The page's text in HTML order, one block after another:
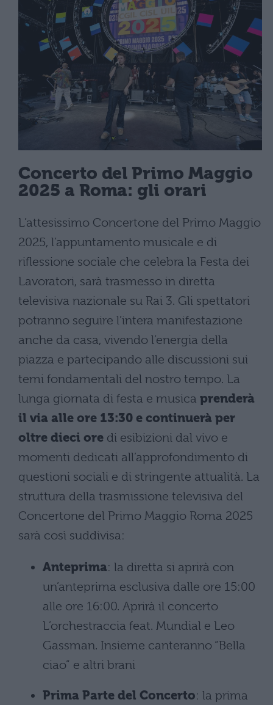
Concerto del Primo Maggio
2025 a Roma: gli orari
L’attesissimo Concertone del Primo Maggio
2025, l’appuntamento musicale e di
riflessione sociale che celebra la Festa dei
Lavoratori, sarà trasmesso in diretta
televisiva nazionale su Rai 3. Gli spettatori
potranno seguire l’intera manifestazione
anche da casa, vivendo l’energia della
piazza e partecipando alle discussioni sui
temi fondamentali del nostro tempo. La
lunga giornata di festa e musica prenderà
il via alle ore 13:30 e continuerà per
oltre dieci ore di esibizioni dal vivo e
momenti dedicati all’approfondimento di
questioni sociali e di stringente attualità. La
struttura della trasmissione televisiva del
Concertone del Primo Maggio Roma 2025
sarà così suddivisa:
Anteprima: la diretta si aprirà con
un’anteprima esclusiva dalle ore 15:00
alle ore 16:00. Aprirà il concerto
L’orchestraccia feat. Mundial e Leo
Gassman. Insieme canteranno “Bella
ciao” e altri brani
Prima Parte del Concerto: la prima